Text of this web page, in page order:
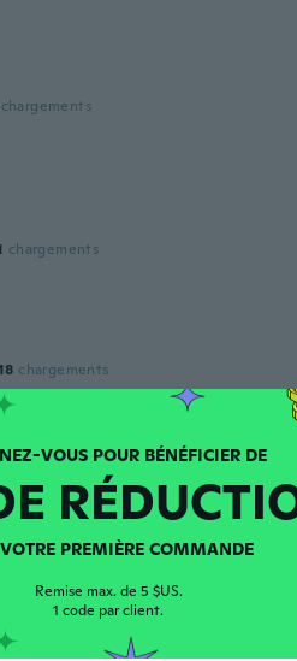
chargements
chargements
chargements
comfortable and true ti size.
PREMIÈRE COMMANDE
Remise max. de 5 $US.
1 code par client.